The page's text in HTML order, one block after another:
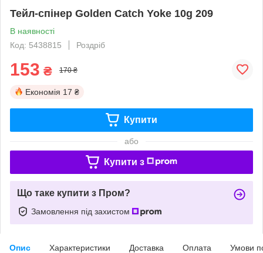
Тейл-спінер Golden Catch Yoke 10g 209
В наявності
Код: 5438815
Роздріб
153 ₴ 170 ₴
Економія 17 ₴
Купити
або
Купити з
Що таке купити з Пром?
Замовлення під захистом
Опис Характеристики Доставка Оплата Умови